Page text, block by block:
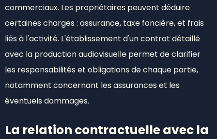
commerciaux. Les propriétaires peuvent déduire
certaines charges : assurance, taxe foncière, et frais
liés à l'activité. L'établissement d'un contrat détaillé
avec la production audiovisuelle permet de clarifier
les responsabilités et obligations de chaque partie,
notamment concernant les assurances et les
éventuels dommages.
La relation contractuelle avec la